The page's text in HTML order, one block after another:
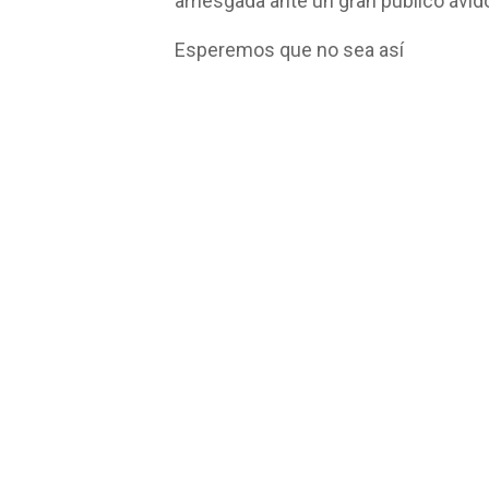
Esperemos que no sea así